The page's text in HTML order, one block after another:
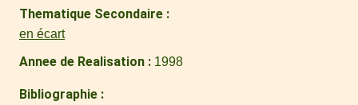
Thematique Secondaire
en écart
Annee de Realisation 1998
Bibliographie